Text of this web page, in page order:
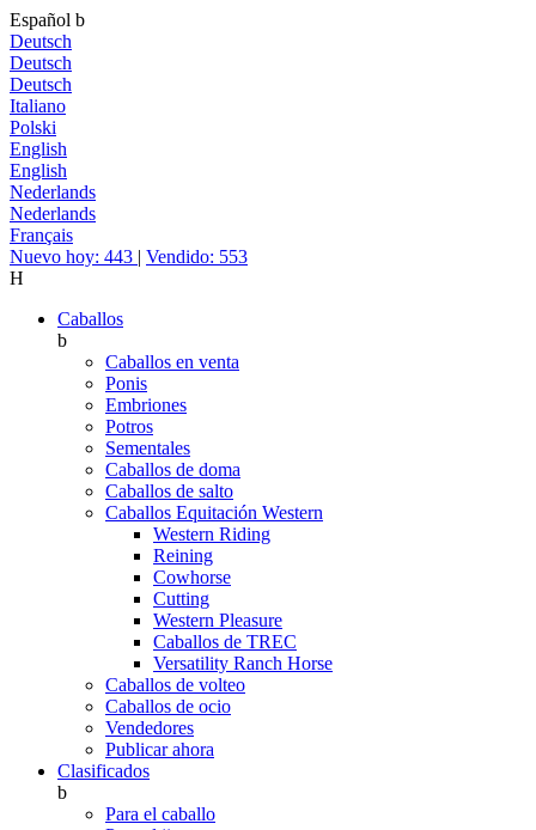
Español b
Deutsch
Deutsch
Deutsch
Italiano
Polski
English
English
Nederlands
Nederlands
Français
Nuevo hoy: 443 | Vendido: 553
H
Caballos
b
Caballos en venta
Ponis
Embriones
Potros
Sementales
Caballos de doma
Caballos de salto
Caballos Equitación Western
Western Riding
Reining
Cowhorse
Cutting
Western Pleasure
Caballos de TREC
Versatility Ranch Horse
Caballos de volteo
Caballos de ocio
Vendedores
Publicar ahora
Clasificados
b
Para el caballo